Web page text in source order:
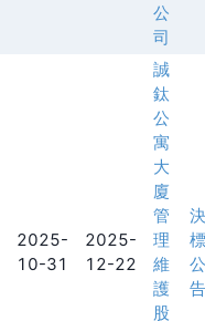
公
司
2025-
10-31
2025-
12-22
誠
鈦
公
寓
大
廈
管
理
維
護
股
決
標
公
告